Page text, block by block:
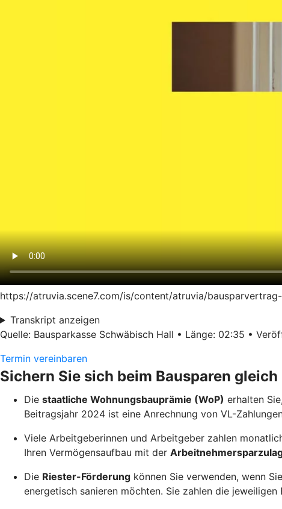
https://atruvia.scene7.com/is/content/atruvia/
Transkript anzeigen
Quelle: Bausparkasse Schwäbisch Hall • Länge: 02:35 •
Termin vereinbaren
Sichern Sie sich beim Bausparen
Die staatliche Wohnungsbauprämie (WoP) erhalten
Beitragsjahr 2024 ist eine Anrechnung von VL-
Viele Arbeitgeberinnen und Arbeitgeber zahlen
Ihren Vermögensaufbau mit der
Die Riester-Förderung können Sie verwenden, wenn
energetisch sanieren möchten. Sie zahlen die